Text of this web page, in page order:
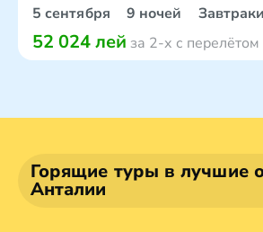
5 сентября 9 ночей Завтраки
52 024 лей за 2-х с перелётом
Горящие туры в лучшие
Анталии